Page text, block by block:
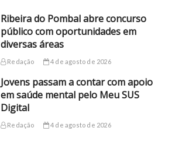
Ribeira do Pombal abre concurso
público com oportunidades em
diversas áreas
Redação 4 de agosto de 2026
Jovens passam a contar com apoio
em saúde mental pelo Meu SUS
Digital
Redação 4 de agosto de 2026